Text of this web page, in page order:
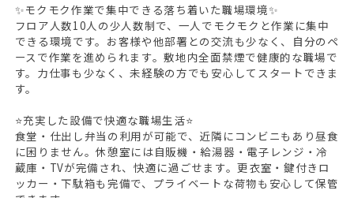
✨モクモク作業で集中できる落ち着いた職場環境✨
フロア人数10人の少人数制で、一人でモクモクと作業に集中
できる環境です。お客様や他部署との交流も少なく、自分のペ
ースで作業を進められます。敷地内全面禁煙で健康的な職場で
す。力仕事も少なく、未経験の方でも安心してスタートできま
す。
⭐充実した設備で快適な職場生活⭐
食堂・仕出し弁当の利用が可能で、近隣にコンビニもあり昼食
に困りません。休憩室には自販機・給湯器・電子レンジ・冷
蔵庫・TVが完備され、快適に過ごせます。更衣室・鍵付きロ
ッカー・下駄箱も完備で、プライベートな荷物も安心して保管